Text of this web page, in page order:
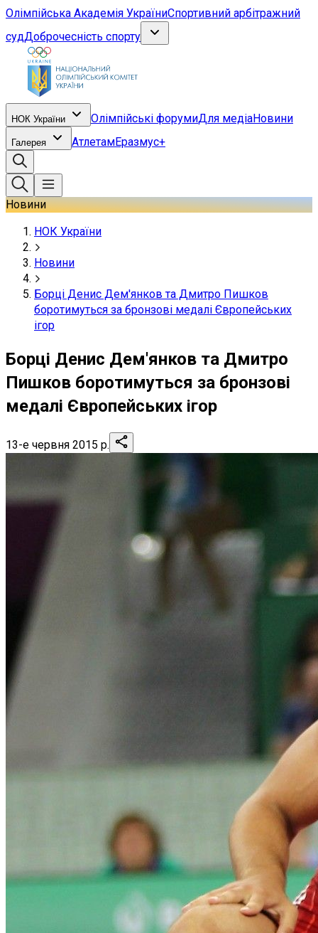
Олімпійська Академія УкраїниСпортивний арбітражний
судДоброчесність спорту
НОК України Олімпійські форумиДля медіаНовини
Галерея АтлетамЕразмус+
Новини
НОК України
Новини
Борці Денис Дем'янков та Дмитро Пишков
боротимуться за бронзові медалі Європейських
ігор
Борці Денис Дем'янков та Дмитро
Пишков боротимуться за бронзові
медалі Європейських ігор
13-е червня 2015 р.